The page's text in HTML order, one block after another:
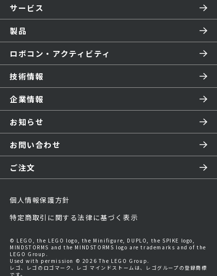
サービス
製品
ロボコン・アクティビティ
技術情報
企業情報
お知らせ
お問い合わせ
ご注文
個人情報保護方針
特定商取引に関する法律に基づく表示
© LEGO, the LEGO logo, the Minifigure, DUPLO, the SPIKE logo,
MINDSTORMS and the MINDSTORMS logo are trademarks and of the
LEGO Group.
Used with permission © 2026 The LEGO Group.
レゴ、レゴのロゴマーク、レゴ マインドストームは、レゴグループの登録商標
です。